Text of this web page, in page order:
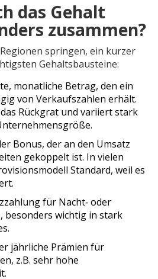
das Gehalt
zusammen?
springen, ein kurzer
Gehaltsbausteine:
monatliche Betrag, den ein
von Verkaufszahlen erhält.
Rückgrat und variiert stark
Bonus, der an den Umsatz
gekoppelt ist. In vielen
Standard, weil es
für Nacht‑ oder
besonders wichtig in stark
.
jährliche Prämien für
z.B. sehr hohe
.